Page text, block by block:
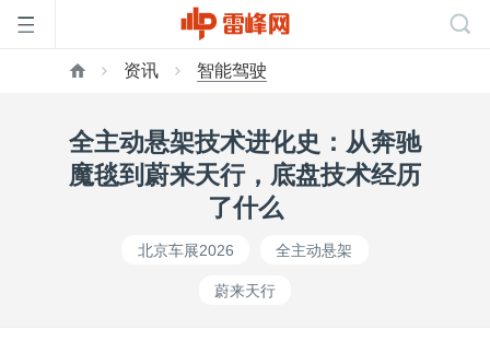
页
资讯 智能驾驶
全主动悬架技术进化史：从奔驰
魔毯到蔚来天行，底盘技术经历
了什么
北京车展2026 全主动悬架
蔚来天行